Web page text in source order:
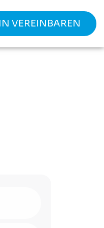
VEREINBAREN